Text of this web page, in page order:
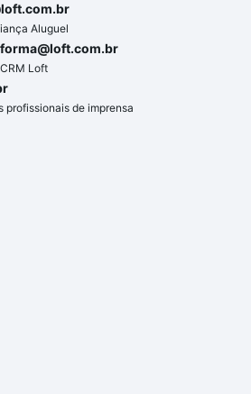
Aluguel
Loft
profissionais de imprensa